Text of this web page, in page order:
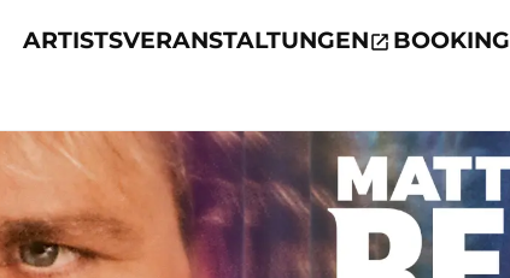
ARTISTSVERANSTALTUNGEN BOOKING